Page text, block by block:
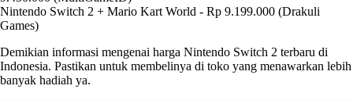
Nintendo Switch 2 + Mario Kart World - Rp 9.199.000 (Drakuli
Games)
Demikian informasi mengenai harga Nintendo Switch 2 terbaru di
Indonesia. Pastikan untuk membelinya di toko yang menawarkan lebih
banyak hadiah ya.